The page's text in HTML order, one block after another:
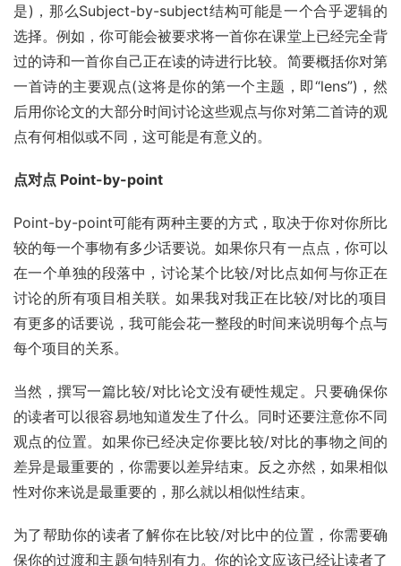
是)，那么Subject-by-subject结构可能是一个合乎逻辑的
选择。例如，你可能会被要求将一首你在课堂上已经完全背
过的诗和一首你自己正在读的诗进行比较。简要概括你对第
一首诗的主要观点(这将是你的第一个主题，即“lens”)，然
后用你论文的大部分时间讨论这些观点与你对第二首诗的观
点有何相似或不同，这可能是有意义的。
点对点 Point-by-point
Point-by-point可能有两种主要的方式，取决于你对你所比
较的每一个事物有多少话要说。如果你只有一点点，你可以
在一个单独的段落中，讨论某个比较/对比点如何与你正在
讨论的所有项目相关联。如果我对我正在比较/对比的项目
有更多的话要说，我可能会花一整段的时间来说明每个点与
每个项目的关系。
当然，撰写一篇比较/对比论文没有硬性规定。只要确保你
的读者可以很容易地知道发生了什么。同时还要注意你不同
观点的位置。如果你已经决定你要比较/对比的事物之间的
差异是最重要的，你需要以差异结束。反之亦然，如果相似
性对你来说是最重要的，那么就以相似性结束。
为了帮助你的读者了解你在比较/对比中的位置，你需要确
保你的过渡和主题句特别有力。你的论文应该已经让读者了